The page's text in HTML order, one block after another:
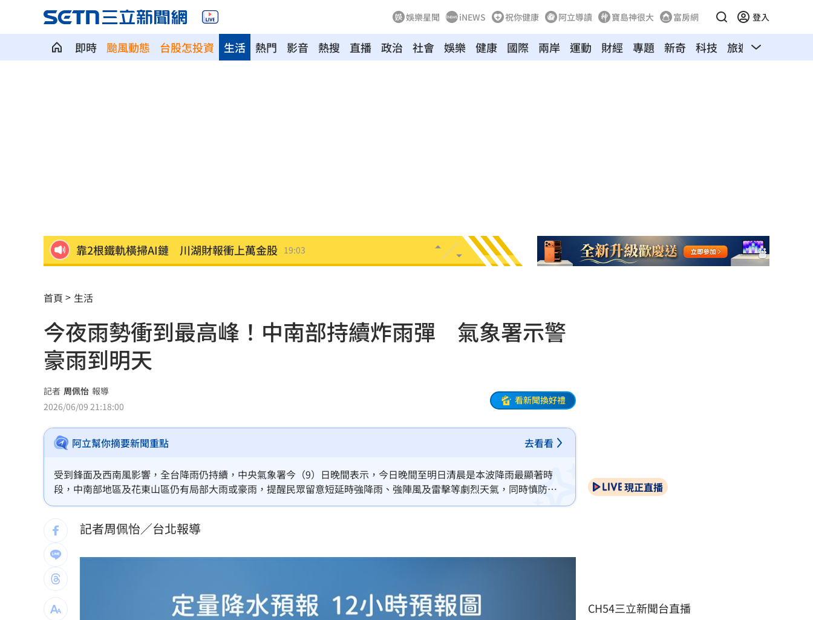
娛樂星聞 iNEWS 祝你健康 阿立導讀 寶島神很大 富房網 登入
即時 颱風動態 台股怎投資 熱門 影音 熱搜 直播 政治 社會 娛樂
生活 健康 國際 兩岸 運動 財經 專題 新奇 科技 旅遊 汽車
靠2根鐵軌橫掃AI鏈 川湖財報衝上萬金股 19:03
直擊／NEWBEAT高雄首秀 震胸舞全場嗨翻
颱風紫暴雨今晚開炸 估「這時」解除海警 18:52
傅家接班人幕僚酒駕遭移送！公所火速准辭
獅子座新月伴日蝕！12星座一週運勢出爐
桃猿二軍單場僅3投 副領隊曝下週可緩解
颱風硬闖海邊！巨浪來1家4剩3 男童被捲走
大盤收紅、正二反跌？ 拆解槓反ETF秒懂 18:39
專家喊台股「下週噴千點」關鍵訊號
男星拍足球戲正中要害 導演喊：效果很好 18:22
補充兵12天也不服！男連2次放鳥代價慘8倍 18:16
首頁 生活
今夜雨勢衝到最高峰！中南部持續炸雨彈 氣象署示警
豪雨到明天
記者 周佩怡 報導
2026/06/09 21:18:00
看新聞換好禮
阿立幫你摘要新聞重點 去看看
受到鋒面及西南風影響，全台降雨仍持續，中央氣象署今（9）日晚間表示，今日晚間至明日清晨是本波降雨最顯著時
段，中南部地區及花東山區仍有局部大雨或豪雨，提醒民眾留意短延時強降雨、強陣風及雷擊等劇烈天氣，同時慎防溪
水暴漲、積淹水及山區坍方落石等災害。
記者周佩怡／台北報導
現正直播
CH54三立新聞台直播